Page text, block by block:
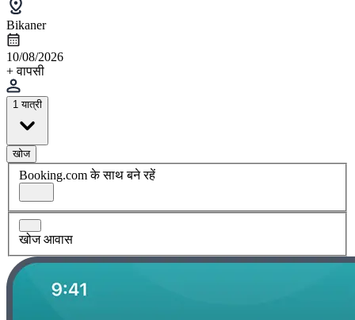
Bikaner
10/08/2026
+ वापसी
1 यात्री
खोज
Booking.com के साथ बने रहें
खोज आवास